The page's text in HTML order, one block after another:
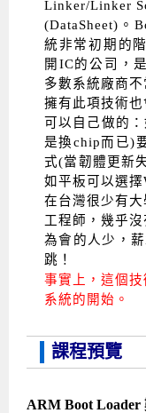
Linker/Linker
(DataSheet)。
統非常初期的
開IC的公司，
多數系統廠商
擁有此項技術
可以自己做的
是換chip而已)
式(當韌體更新
如平板可以選
在台灣很少有
工程師，幾乎
為會的人少，
跳！
事實上，這個
系統的開始。
課程預覽
ARM Boot Loader